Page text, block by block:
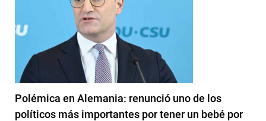
Polémica en Alemania: renunció uno de los
políticos más importantes por tener un bebé por